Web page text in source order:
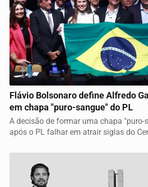
VICE DEFINIDO
Flávio Bolsonaro define Alfredo
em chapa "puro-sangue" do PL
A decisão de formar uma chapa "puro-
após o PL falhar em atrair siglas do